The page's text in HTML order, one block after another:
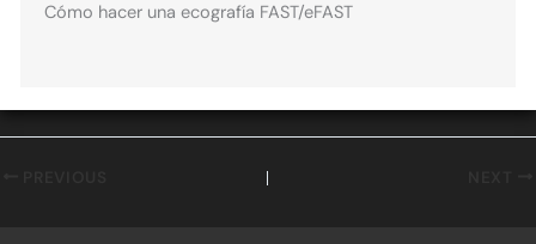
Cómo hacer una ecografía FAST/eFAST